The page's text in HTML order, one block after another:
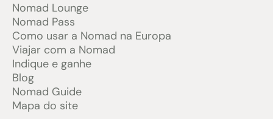
Nomad Lounge
Nomad Pass
Como usar a Nomad na Europa
Viajar com a Nomad
Indique e ganhe
Blog
Nomad Guide
Mapa do site